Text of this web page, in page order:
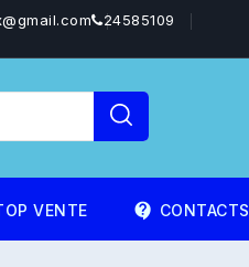
24585109
VENTE contact_support CONTACTS